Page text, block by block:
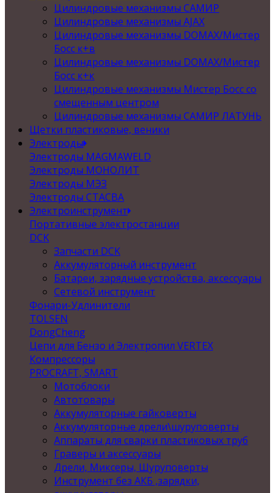
Цилиндровые механизмы САМИР
Цилиндровые механизмы AJAX
Цилиндровые механизмы DOMAX/Мистер
Босс к+в
Цилиндровые механизмы DOMAX/Мистер
Босс к+к
Цилиндровые механизмы Мистер Босс со
смещенным центром
Цилиндровые механизмы САМИР ЛАТУНЬ
Щетки пластиковые, веники
Электроды
Электроды MAGMAWELD
Электроды МОНОЛИТ
Электроды МЭЗ
Электроды СТАСВА
Электроинструмент
Портативные электростанции
DCK
Запчасти DCK
Аккумуляторный инструмент
Батареи, зарядные устройства, аксессуары
Сетевой инструмент
Фонари-Удлинители
TOLSEN
DongCheng
Цепи для Бензо и Электропил VERTEX
Компрессоры
PROCRAFT, SMART
Мотоблоки
Автотовары
Аккумуляторные гайковерты
Аккумуляторные дрели\шуруповерты
Аппараты для сварки пластиковых труб
Граверы и аксессуары
Дрели, Миксеры, Шуруповерты
Инструмент без АКБ ,зарядки,